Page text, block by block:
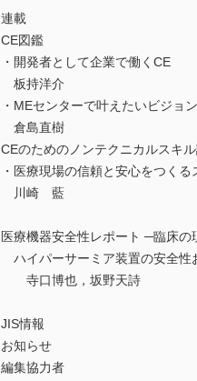
連載
CE図鑑
・開発者として企業で働くCE
板持洋介
・MEセンターで叶えたいビジョ
倉島直樹
CEのためのノンテクニカルスキ
・医療現場の信頼と安心をつく
川崎 藍
医療機器安全性レポート ─臨床
ハイパーサーミア装置の安全性
寺口博也，坂野天詩
JIS情報
お知らせ
編集協力者